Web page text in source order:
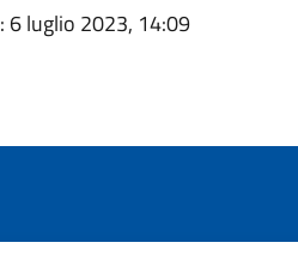
: 6 luglio 2023, 14:09